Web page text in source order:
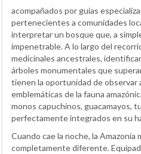
acompañados por guías
pertenecientes a comunidades
interpretar un bosque que, a
impenetrable. A lo largo del
medicinales ancestrales,
árboles monumentales que
tienen la oportunidad de observar
emblemáticas de la fauna
monos capuchinos, guacamayos,
perfectamente integrados en su
Cuando cae la noche, la Amazonía
completamente diferente.